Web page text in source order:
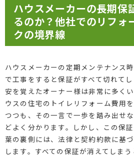
ハウスメーカーの長期保
るのか？他社でのリフォ
クの境界線
ハウスメーカーの定期メンテナンス
で工事をすると保証がすべて切れて
安を覚えたオーナー様は非常に多く
ウスの住宅のトイレリフォーム費用
つつも、その一言で一歩を踏み出せ
どよく分かります。しかし、この保
葉の裏側には、法律と契約約款に基
します。すべての保証が消えてしまう